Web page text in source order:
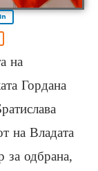
на
Гордана
на Владата
за одбрана,